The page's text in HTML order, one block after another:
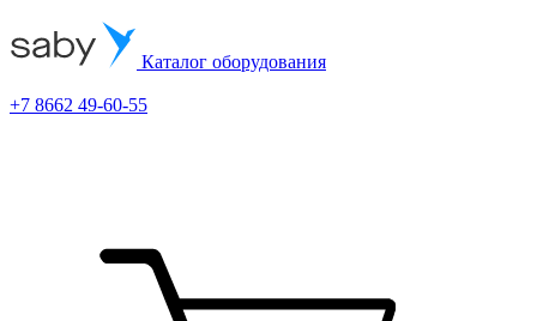
Каталог оборудования
+7 8662 49-60-55